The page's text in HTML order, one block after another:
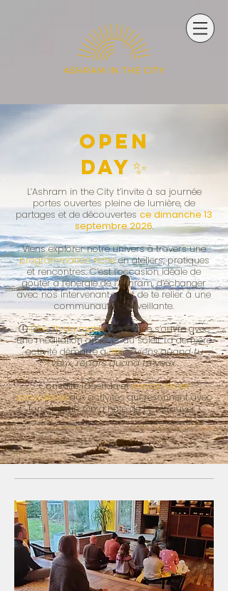
Open
day✨
L’Ashram in the City t’invite à sa journée
portes ouvertes pleine de lumière, de
partages et de découvertes ce dimanche 13
septembre 2026.
Viens explorer notre univers à travers une
programmation richeen ateliers, pratiques
et rencontres. C’est l’occasion idéale de
goûter à l’énergie de l’Ashram, d’échanger
avec nos intervenant·e·s, et de te relier à une
communauté bienveillante.
🕕Dès 7h du matin, la journée s’ouvre avec
une méditation au lever du soleil. La dernière
activité démarre à18h–viens quand tu
veux, repars quand tu veux.
Consulte l’agenda etinscris-toi en
conscienceaux activités qui résonnent avec
ton chemin. On a hâte de t’y retrouver !